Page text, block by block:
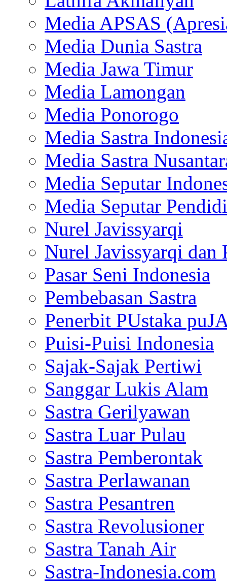
Media APSAS
Media Dunia Sastra
Media Jawa Timur
Media Lamongan
Media Ponorogo
Media Sastra
Media Sastra
Media Seputar
Media Seputar
Nurel Javissyarqi
Nurel Javissyarqi dan
Pasar Seni Indonesia
Pembebasan Sastra
Penerbit PUstaka
Puisi-Puisi Indonesia
Sajak-Sajak Pertiwi
Sanggar Lukis Alam
Sastra Gerilyawan
Sastra Luar Pulau
Sastra Pemberontak
Sastra Perlawanan
Sastra Pesantren
Sastra Revolusioner
Sastra Tanah Air
Sastra-Indonesia.com